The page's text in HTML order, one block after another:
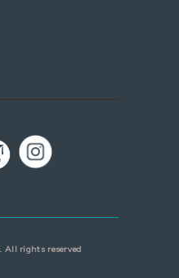
All rights reserved